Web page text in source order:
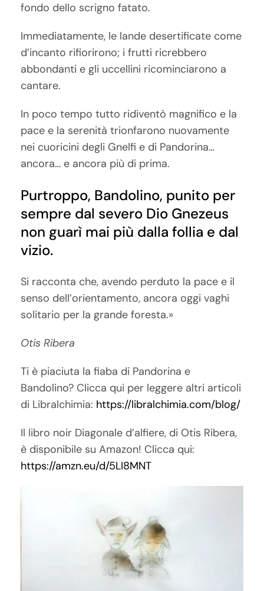
fondo dello scrigno fatato.
Immediatamente, le lande desertificate come
d’incanto rifiorirono; i frutti ricrebbero
abbondanti e gli uccellini ricominciarono a
cantare.
In poco tempo tutto ridiventò magnifico e la
pace e la serenità trionfarono nuovamente
nei cuoricini degli Gnelfi e di Pandorina…
ancora… e ancora più di prima.
Purtroppo, Bandolino, punito per
sempre dal severo Dio Gnezeus
non guarì mai più dalla follia e dal
vizio.
Si racconta che, avendo perduto la pace e il
senso dell’orientamento, ancora oggi vaghi
solitario per la grande foresta.»
Otis Ribera
Ti è piaciuta la fiaba di Pandorina e
Bandolino? Clicca qui per leggere altri articoli
di Libralchimia: https://libralchimia.com/blog/
Il libro noir Diagonale d’alfiere, di Otis Ribera,
è disponibile su Amazon! Clicca qui:
https://amzn.eu/d/5LI8MNT